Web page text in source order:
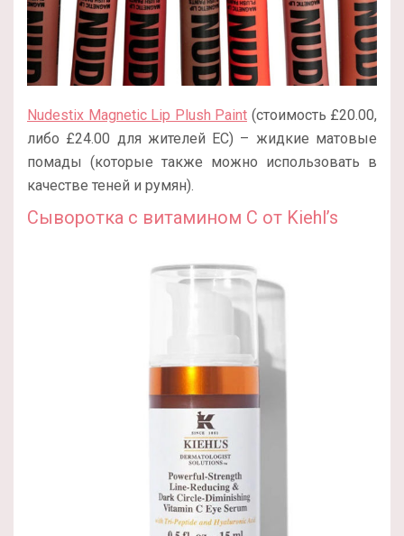
Nudestix Magnetic Lip Plush Paint (стоимость £20.00,
либо £24.00 для жителей ЕС) – жидкие матовые
помады (которые также можно использовать в
качестве теней и румян).
Сыворотка с витамином С от Kiehl’s